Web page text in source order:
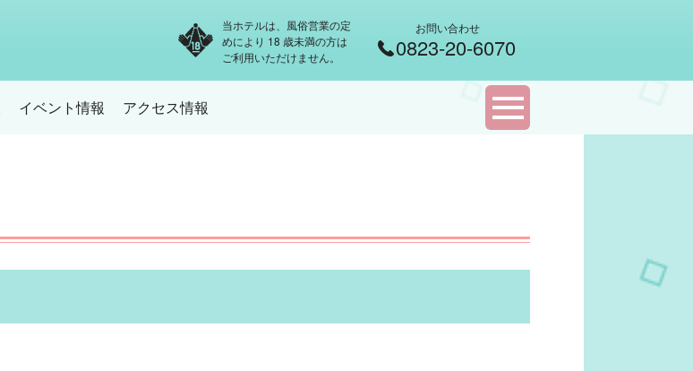
当ホテルは、風俗営業の定
めにより 18 歳未満の方は
ご利用いただけません。
お問い合わせ
0823-20-6070
イベント情報 アクセス情報